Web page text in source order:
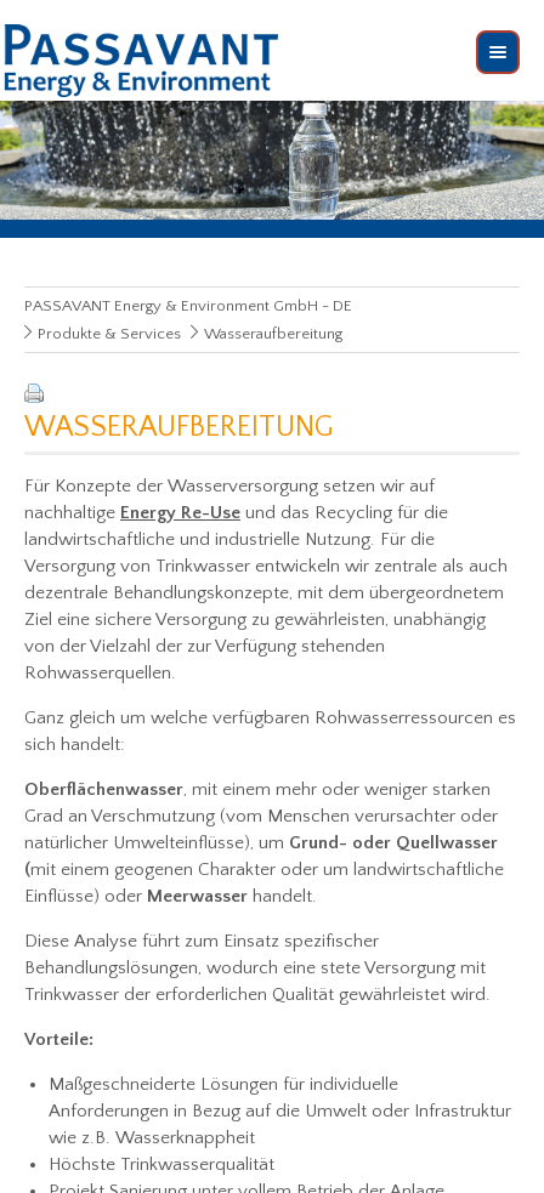
PASSAVANT Energy & Environment GmbH - DE
Produkte & Services
Wasseraufbereitung
WASSERAUFBEREITUNG
Für Konzepte der Wasserversorgung setzen wir auf
nachhaltige Energy Re-Use und das Recycling für die
landwirtschaftliche und industrielle Nutzung. Für die
Versorgung von Trinkwasser entwickeln wir zentrale als auch
dezentrale Behandlungskonzepte, mit dem übergeordnetem
Ziel eine sichere Versorgung zu gewährleisten, unabhängig
von der Vielzahl der zur Verfügung stehenden
Rohwasserquellen.
Ganz gleich um welche verfügbaren Rohwasserressourcen es
sich handelt:
Oberflächenwasser, mit einem mehr oder weniger starken
Grad an Verschmutzung (vom Menschen verursachter oder
natürlicher Umwelteinflüsse), um Grund- oder Quellwasser
(mit einem geogenen Charakter oder um landwirtschaftliche
Einflüsse) oder Meerwasser handelt.
Diese Analyse führt zum Einsatz spezifischer
Behandlungslösungen, wodurch eine stete Versorgung mit
Trinkwasser der erforderlichen Qualität gewährleistet wird.
Vorteile:
Maßgeschneiderte Lösungen für individuelle
Anforderungen in Bezug auf die Umwelt oder Infrastruktur
wie z.B. Wasserknappheit
Höchste Trinkwasserqualität